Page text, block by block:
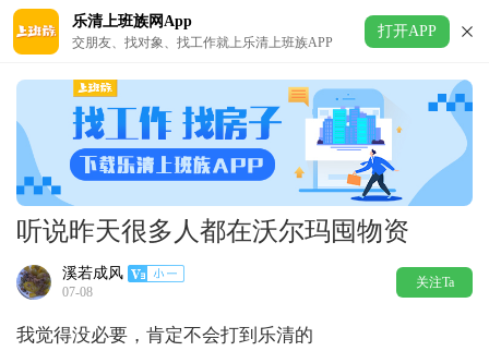
乐清上班族网App
交朋友、找对象、找工作就上乐清上班族APP
打开APP
听说昨天很多人都在沃尔玛囤物资
溪若成风
07-08
关注Ta
我觉得没必要，肯定不会打到乐清的